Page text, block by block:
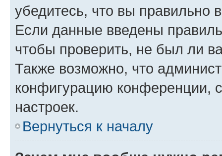
убедитесь, что вы правильно
Если данные введены
чтобы проверить, не был ли
Также возможно, что
конфигурацию конференции,
настроек.
Вернуться к началу